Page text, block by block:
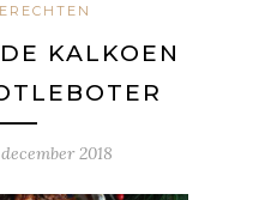
KALKOEN
december 2018